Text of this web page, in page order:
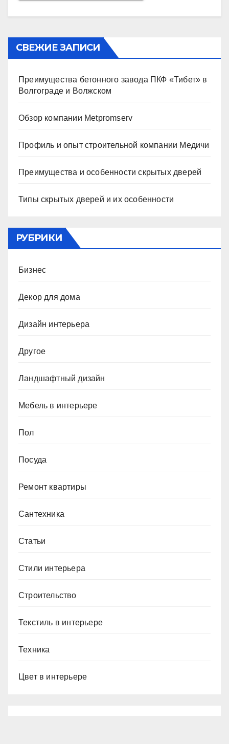
СВЕЖИЕ ЗАПИСИ
Преимущества бетонного завода ПКФ «Тибет» в
Волгограде и Волжском
Обзор компании Metpromserv
Профиль и опыт строительной компании Медичи
Преимущества и особенности скрытых дверей
Типы скрытых дверей и их особенности
РУБРИКИ
Бизнес
Декор для дома
Дизайн интерьера
Другое
Ландшафтный дизайн
Мебель в интерьере
Пол
Посуда
Ремонт квартиры
Сантехника
Статьи
Стили интерьера
Строительство
Текстиль в интерьере
Техника
Цвет в интерьере